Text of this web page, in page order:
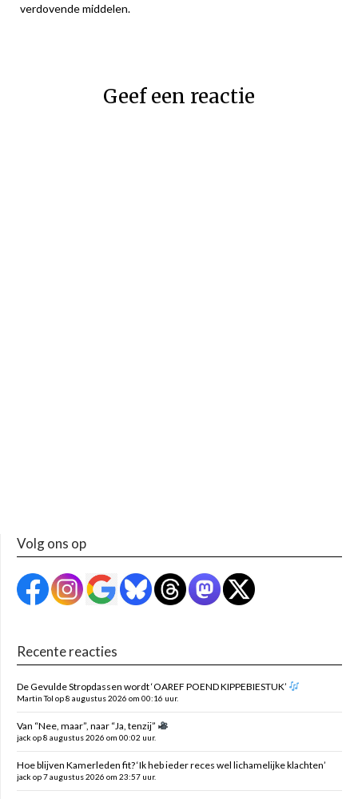
verdovende middelen.
Geef een reactie
Volg ons op
Recente reacties
De Gevulde Stropdassen wordt ‘OAREF POEND KIPPEBIESTUK’
Martin Tol op 8 augustus 2026 om 00:16 uur.
Van “Nee, maar”, naar “Ja, tenzij”
jack op 8 augustus 2026 om 00:02 uur.
Hoe blijven Kamerleden fit? ‘Ik heb ieder reces wel lichamelijke klachten’
jack op 7 augustus 2026 om 23:57 uur.